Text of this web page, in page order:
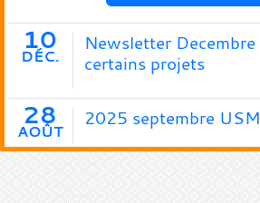
10
DÉC.
Newsletter
certains projets
28
AOÛT
2025 septembre